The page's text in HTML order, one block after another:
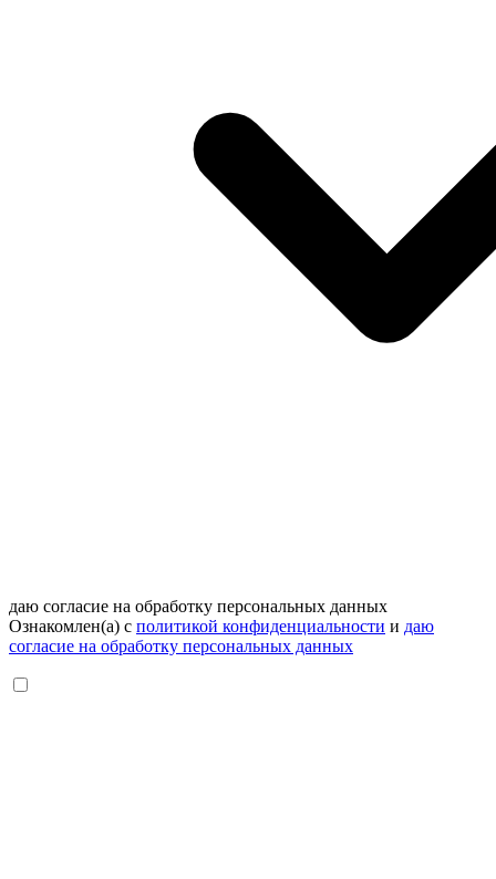
даю согласие на обработку персональных данных
Ознакомлен(а) с политикой конфиденциальности и даю
согласие на обработку персональных данных